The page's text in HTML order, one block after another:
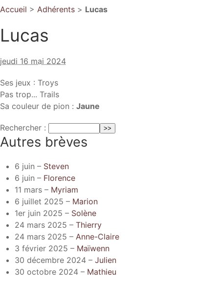
Accueil > Adhérents > Lucas
Lucas
jeudi 16 mai 2024
Ses jeux : Troys
Pas trop... Trails
Sa couleur de pion : Jaune
Rechercher :
Autres brèves
6 juin – Steven
6 juin – Florence
11 mars – Myriam
6 juillet 2025 – Marion
1er juin 2025 – Solène
24 mars 2025 – Thierry
24 mars 2025 – Anne-Claire
3 février 2025 – Maïwenn
30 décembre 2024 – Julien
30 octobre 2024 – Mathieu